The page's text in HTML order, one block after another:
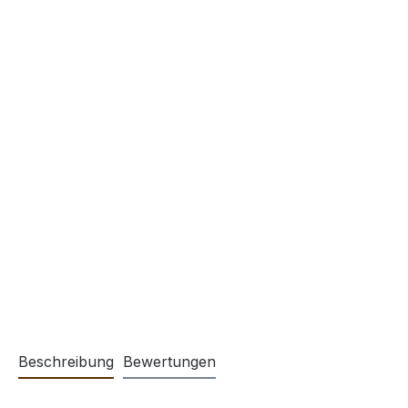
Beschreibung Bewertungen